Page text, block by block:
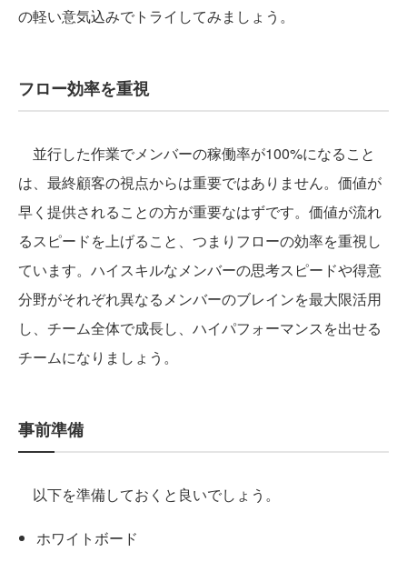
の軽い意気込みでトライしてみましょう。
フロー効率を重視
並行した作業でメンバーの稼働率が100%になること
は、最終顧客の視点からは重要ではありません。価値が
早く提供されることの方が重要なはずです。価値が流れ
るスピードを上げること、つまりフローの効率を重視し
ています。ハイスキルなメンバーの思考スピードや得意
分野がそれぞれ異なるメンバーのブレインを最大限活用
し、チーム全体で成長し、ハイパフォーマンスを出せる
チームになりましょう。
事前準備
以下を準備しておくと良いでしょう。
ホワイトボード